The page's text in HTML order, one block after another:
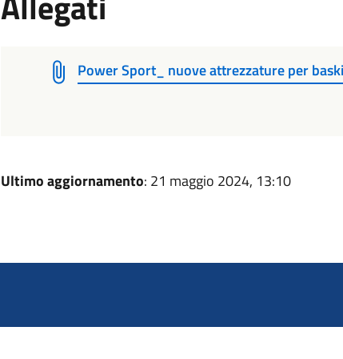
Power Sport_ nuove attrezzature per
Ultimo aggiornamento: 21 maggio 2024, 13:10